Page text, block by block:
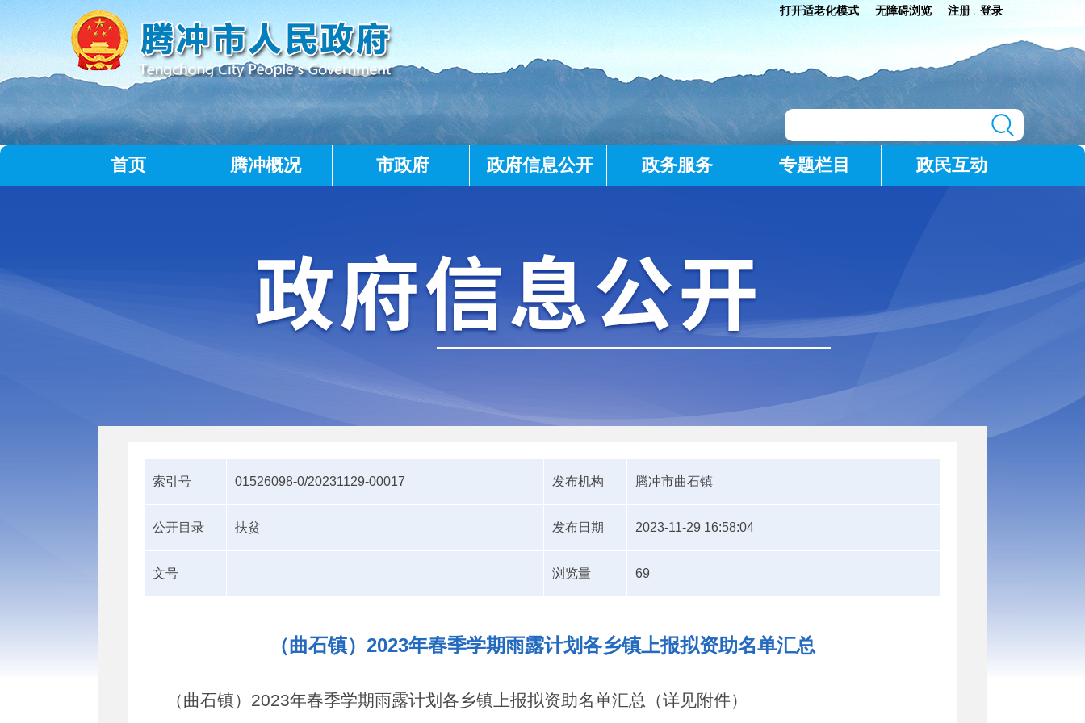
打开适老化模式 无障碍浏览 注册 登录
首页 腾冲概况 市政府 政府信息公开 政务服务 专题栏目 政民互动
索引号 01526098-0/20231129-00017 发布机构 腾冲市曲石镇
公开目录 扶贫 发布日期 2023-11-29 16:58:04
文号 浏览量 69
（曲石镇）2023年春季学期雨露计划各乡镇上报拟资助名单汇总
（曲石镇）2023年春季学期雨露计划各乡镇上报拟资助名单汇总（详见附件）